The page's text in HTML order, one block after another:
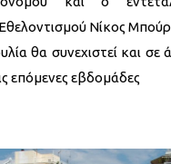
Νίκος
θα συνεχιστεί και σε
επόμενες εβδομάδες